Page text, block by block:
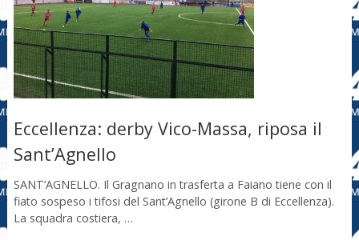
Eccellenza: derby Vico-Massa, riposa il
Sant’Agnello
SANT’AGNELLO. Il Gragnano in trasferta a Faiano tiene con il
fiato sospeso i tifosi del Sant’Agnello (girone B di Eccellenza).
La squadra costiera, …